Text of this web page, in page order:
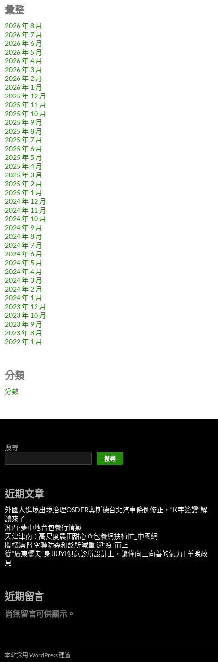
彙整
2026 年 8 月
2026 年 7 月
2026 年 6 月
2026 年 5 月
2026 年 4 月
2026 年 3 月
2026 年 2 月
2026 年 1 月
2025 年 12 月
2025 年 11 月
2025 年 10 月
2025 年 9 月
2025 年 8 月
2025 年 7 月
2025 年 6 月
2025 年 5 月
2025 年 4 月
2025 年 3 月
2025 年 2 月
2025 年 1 月
2024 年 12 月
2024 年 11 月
2024 年 10 月
2024 年 9 月
2024 年 8 月
2024 年 7 月
2024 年 6 月
2024 年 5 月
2024 年 4 月
2024 年 3 月
2024 年 2 月
2024 年 1 月
2023 年 12 月
2023 年 10 月
2023 年 9 月
2023 年 8 月
2022 年 1 月
分類
分數
搜尋
搜尋
近期文章
外國人進境出境治理OSDER奧斯德台北汽車條例修正，“K字簽證”解
讀來了→
湘西·夢中地台包養行情獄
天津津南：高尺度農田甜心查包養網扶植忙_中國網
閻樓鎮 陸空聯防森和診所減重 迎“疫”而上
從“廣東懦夫”身JIUYI俱意診所設計上，讀懂向上向善的氣力 | 羊晚政
見
近期留言
尚無留言可供顯示。
本站採用 WordPress 建置